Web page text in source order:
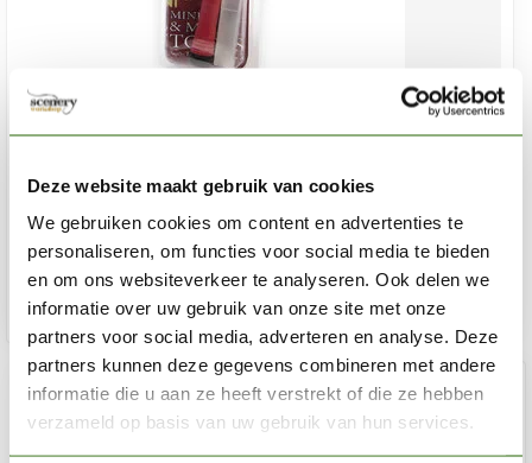
Deze website maakt gebruik van cookies
We gebruiken cookies om content en advertenties te
personaliseren, om functies voor social media te bieden
en om ons websiteverkeer te analyseren. Ook delen we
informatie over uw gebruik van onze site met onze
partners voor social media, adverteren en analyse. Deze
partners kunnen deze gegevens combineren met andere
informatie die u aan ze heeft verstrekt of die ze hebben
verzameld op basis van uw gebruik van hun services.
THE ARMY PAINTER
€9,39
Out of stock